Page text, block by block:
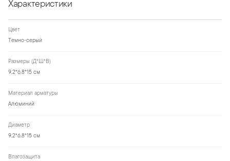
Характеристики
Цвет
Темно-серый
Размеры (Д*Ш*В)
9,2*6,8*15 см
Материал арматуры
Алюминий
Диаметр
9,2*6,8*15 см
Влагозащита